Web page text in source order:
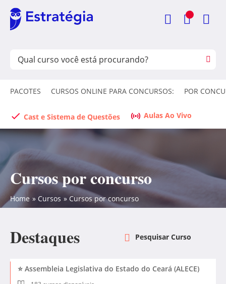
PACOTES CURSOS ONLINE PARA CONCURSOS: POR
Cast e Sistema de Questões Aulas Ao Vivo
Cursos por concurso
Home Cursos Cursos por concurso
Destaques
⭐ Assembleia Legislativa do Estado do Ceará (ALECE)